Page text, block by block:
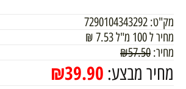
מק"ט: 7290104343292
מחיר ל 100 מ"ל
7.53
₪
מחיר:
₪57.50
מחיר מבצע: ₪39.90